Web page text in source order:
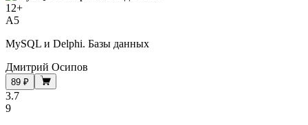
12+
A5
MySQL и Delphi. Базы данных
Дмитрий Осипов
89 ₽
3.7
9